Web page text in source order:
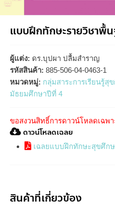
แบบฝึกทักษะรายวิชาพื้
ผู้แต่ง: ดร.บุปผา ปลื้มสำราญ
รหัสสินค้า: 885-506-04-0463-1
หมวดหมู่: กลุ่มสาระการเรียนรู้สุ
มัธยมศึกษาปีที่ 4
ขอสงวนสิทธิ์การดาวน์โหลดเฉพ
ดาวน์โหลดเฉลย
เฉลยแบบฝึกทักษะสุขศึก
สินค้าที่เกี่ยวข้อง